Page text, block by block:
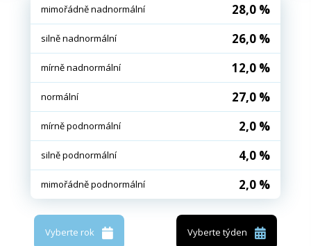
mimořádně nadnormální 28,0 %
silně nadnormální 26,0 %
mírně nadnormální 12,0 %
normální 27,0 %
mírně podnormální 2,0 %
silně podnormální 4,0 %
mimořádně podnormální 2,0 %
Vyberte rok Vyberte týden